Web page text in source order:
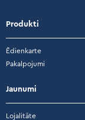
Produkti
Ēdienkarte
Pakalpojumi
Jaunumi
Lojalitāte